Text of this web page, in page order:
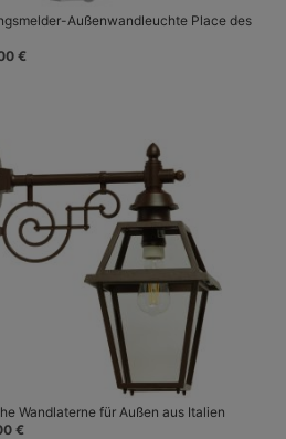
Außenwandleuchte Place des
€
Wandlaterne für Außen aus Italien
€